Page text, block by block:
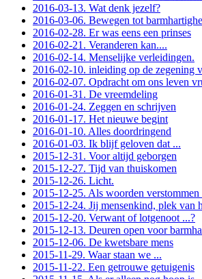
2016-03-13. Wat denk jezelf?
2016-03-06. Bewegen tot
2016-02-28. Er was eens een prinses
2016-02-21. Veranderen kan....
2016-02-14. Menselijke verleidingen.
2016-02-10. inleiding op de zegening
2016-02-07. Opdracht om ons leven
2016-01-31. De vreemdeling
2016-01-24. Zeggen en schrijven
2016-01-17. Het nieuwe begint
2016-01-10. Alles doordringend
2016-01-03. Ik blijf geloven dat ...
2015-12-31. Voor altijd geborgen
2015-12-27. Tijd van thuiskomen
2015-12-26. Licht.
2015-12-25. Als woorden verstommen
2015-12-24. Jij mensenkind, plek van
2015-12-20. Verwant of lotgenoot ...?
2015-12-13. Deuren open voor
2015-12-06. De kwetsbare mens
2015-11-29. Waar staan we ...
2015-11-22. Een getrouwe getuigenis